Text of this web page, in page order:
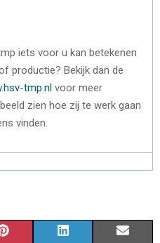
iets voor u kan betekenen
productie? Bekijk dan de
tmp.nl voor meer
zien hoe zij te werk gaan
vinden.